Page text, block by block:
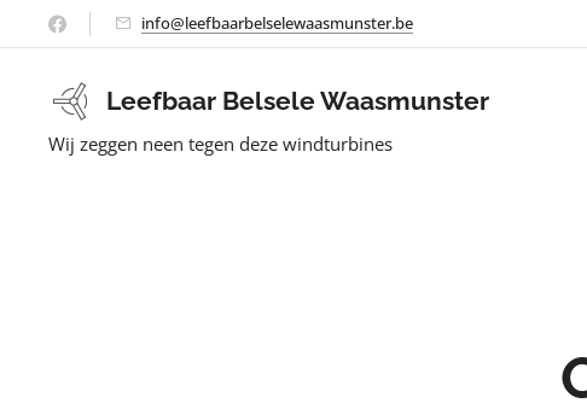
info@leefbaarbelselewaasmunster.be
Leefbaar Belsele Waasmunster
Wij zeggen neen tegen deze windturbines